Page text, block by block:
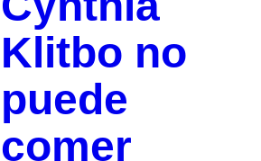
Klitbo no
puede
comer